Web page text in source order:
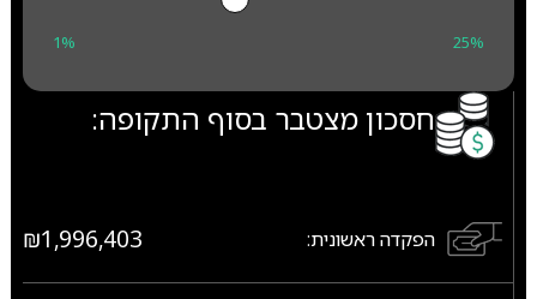
1% 25%
חסכון מצטבר בסוף התקופה:
הפקדה ראשונית: ₪1,996,403